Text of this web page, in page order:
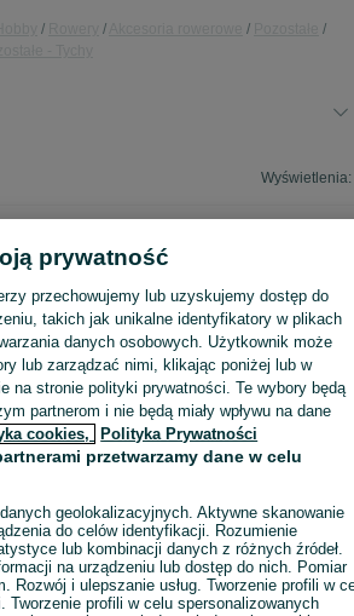
Wyświetlenia:
konto na OLX, aby skontaktować się z
Kup
prywatność
przechowujemy lub uzyskujemy dostęp do
takich jak unikalne identyfikatory w plikach
danych osobowych. Użytkownik może
lub zarządzać nimi, klikając poniżej lub w
na stronie polityki prywatności. Te wybory będą
partnerom i nie będą miały wpływu na dane
cookies, Polityka Prywatności
przetwarzamy dane w celu
geolokalizacyjnych. Aktywne skanowanie
do celów identyfikacji. Rozumienie
lub kombinacji danych z różnych źródeł.
na urządzeniu lub dostęp do nich. Pomiar
Rozwój i ulepszanie usług. Tworzenie profili w
Tworzenie profili w celu spersonalizowanych